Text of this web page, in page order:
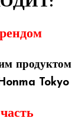
Tokyo